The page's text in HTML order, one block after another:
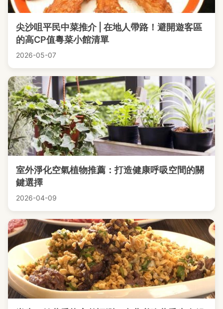
尖沙咀平民中菜推介 | 在地人帶路！避開遊客區
的高CP值粵菜小館清單
2026-05-07
室外淨化空氣植物推薦：打造健康呼吸空間的關
鍵選擇
2026-04-09